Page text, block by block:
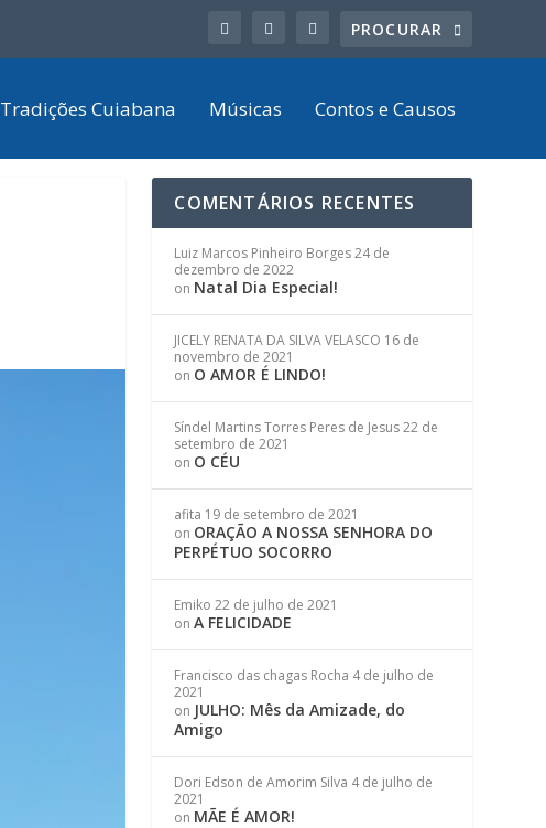
Tradições Cuiabana Músicas Contos e Causos
COMENTÁRIOS RECENTES
Luiz Marcos Pinheiro Borges24 de
dezembro de 2022
on Natal Dia Especial!
JICELY RENATA DA SILVA VELASCO 16 de
novembro de 2021
on O AMOR É LINDO!
Síndel Martins Torres Peres de Jesus22 de
setembro de 2021
on O CÉU
afita 19 de setembro de 2021
on ORAÇÃO A NOSSA SENHORA DO
PERPÉTUO SOCORRO
Emiko 22 de julho de 2021
onA FELICIDADE
Francisco das chagas Rocha 4 de julho de
2021
on JULHO: Mês da Amizade, do
Amigo
Dori Edson de Amorim Silva 4 de julho de
2021
on MÃE É AMOR!